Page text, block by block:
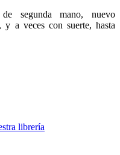
segunda mano, nuevo
y a veces con suerte, hasta
librería